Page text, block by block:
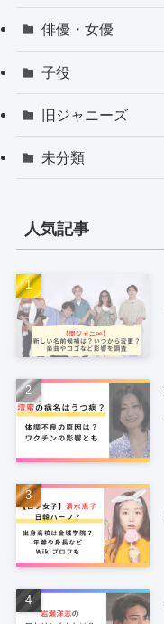
俳優・女優
子役
旧ジャニーズ
未分類
人気記事